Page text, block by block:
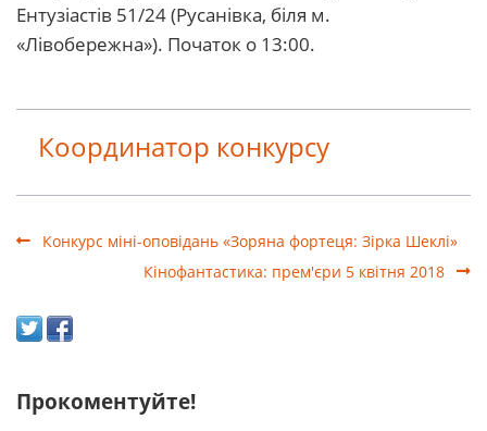
Ентузіастів 51/24 (Русанівка, біля м.
«Лівобережна»). Початок о 13:00.
Координатор конкурсу
Конкурс міні-оповідань «Зоряна фортеця: Зірка Шеклі»
Кінофантастика: прем'єри 5 квітня 2018
Прокоментуйте!